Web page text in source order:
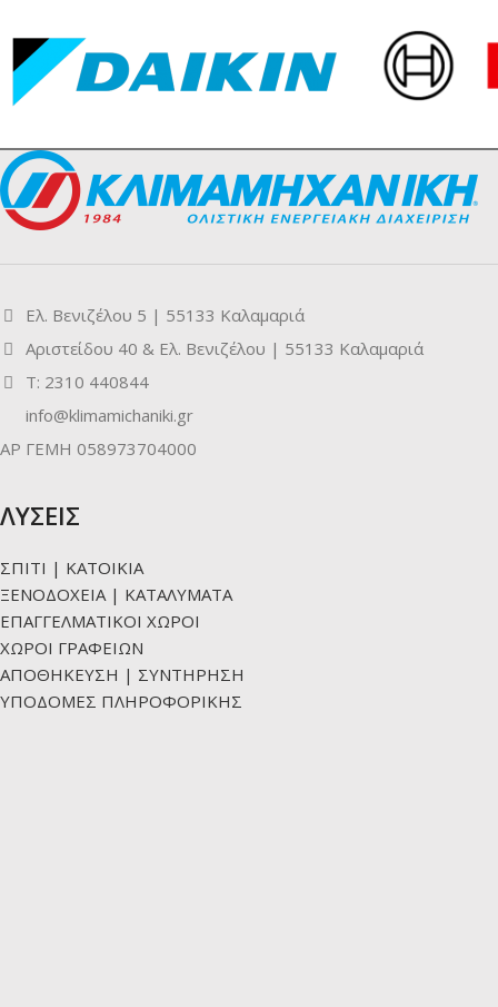
Ελ. Βενιζέλου 5 | 55133 Καλαμαριά
Αριστείδου 40 & Ελ. Βενιζέλου | 55133 Καλαμαριά
Τ: 2310 440844
info@klimamichaniki.gr
ΑΡ ΓΕΜΗ 058973704000
ΛΥΣΕΙΣ
ΣΠΙΤΙ | ΚΑΤΟΙΚΙΑ
ΞΕΝΟΔΟΧΕΙΑ | ΚΑΤΑΛΥΜΑΤΑ
ΕΠΑΓΓΕΛΜΑΤΙΚΟΙ ΧΩΡΟΙ
ΧΩΡΟΙ ΓΡΑΦΕΙΩΝ
ΑΠΟΘΗΚΕΥΣΗ | ΣΥΝΤΗΡΗΣΗ
ΥΠΟΔΟΜΕΣ ΠΛΗΡΟΦΟΡΙΚΗΣ